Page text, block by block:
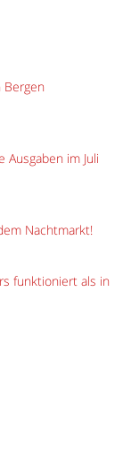
Bergen
im Juli
Nachtmarkt!
funktioniert als in